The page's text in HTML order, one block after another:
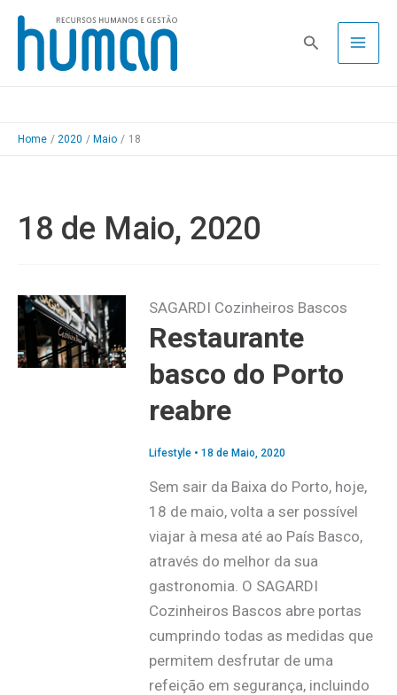
Skip
content
Pesquisa
Home 2020 Maio 18
18 de Maio, 2020
SAGARDI Cozinheiros Bascos
Restaurante
basco do Porto
reabre
Lifestyle• 18 de Maio, 2020
Sem sair da Baixa do Porto, hoje,
18 de maio, volta a ser possível
viajar à mesa até ao País Basco,
através do melhor da sua
gastronomia. O SAGARDI
Cozinheiros Bascos abre portas
cumprindo todas as medidas que
permitem desfrutar de uma
refeição em segurança, incluindo